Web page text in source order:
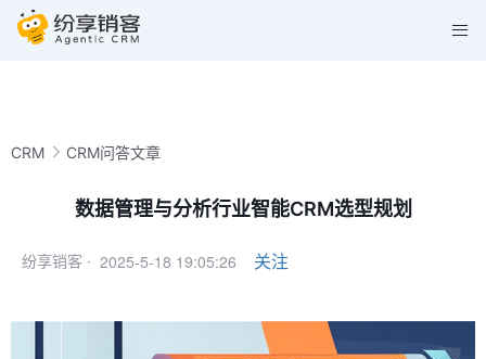
CRM CRM问答文章
数据管理与分析行业智能CRM选型规划
纷享销客 · 2025-5-18 19:05:26 关注